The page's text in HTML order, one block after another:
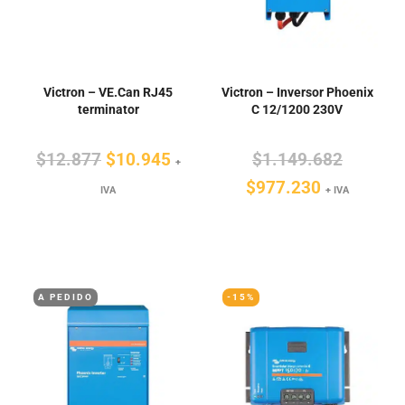
Victron – VE.Can RJ45
terminator
$12.877 El
precio
$10.945El
+
IVA
Victron – Inversor Phoenix
C 12/1200 230V
$1.149.682El
precio
$977.230El+ IVA
A PEDIDO -15%